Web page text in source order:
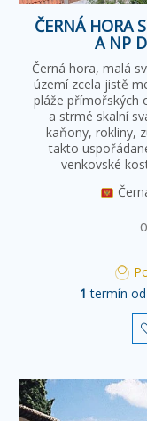
ČERNÁ HORA
A NP
Černá hora, malá
území zcela jistě
pláže přímořských
a strmé skalní
kaňony, rokliny,
takto
venkovské
1 termín od